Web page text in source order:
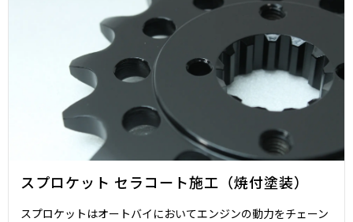
スプロケット セラコート施工（焼付塗装）
スプロケットはオートバイにおいてエンジンの動力をチェーン